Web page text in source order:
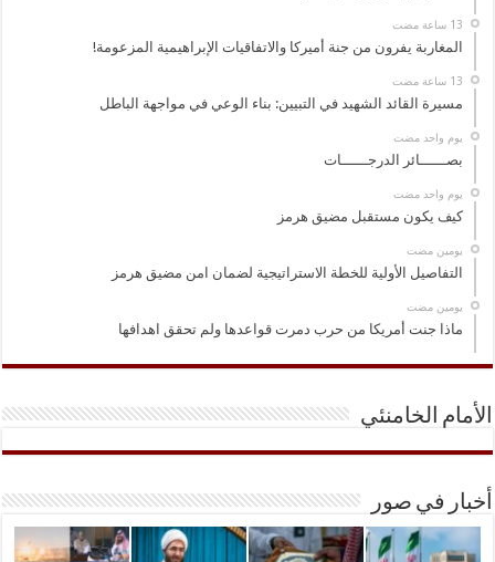
المغاربة يفرون من جنة أميركا والاتفاقيات الإبراهيمية المزعومة!
مسيرة القائد الشهيد في التبيين: بناء الوعي في مواجهة الباطل
‏يوم واحد مضت
بصــــــائر الدرجــــــات
‏يوم واحد مضت
كيف يكون مستقبل مضيق هرمز
‏يومين مضت
التفاصيل الأولية للخطة الاستراتيجية لضمان امن مضيق هرمز
‏يومين مضت
ماذا جنت أمريكا من حرب دمرت قواعدها ولم تحقق اهدافها
الأمام الخامنئي
أخبار في صور